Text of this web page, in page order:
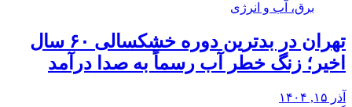
برق، آب و انرژی
تهران در بدترین دوره خشکسالی ۶۰ سال
اخیر؛ زنگ خطر آب رسماً به صدا درآمد
آذر ۱۵, ۱۴۰۴